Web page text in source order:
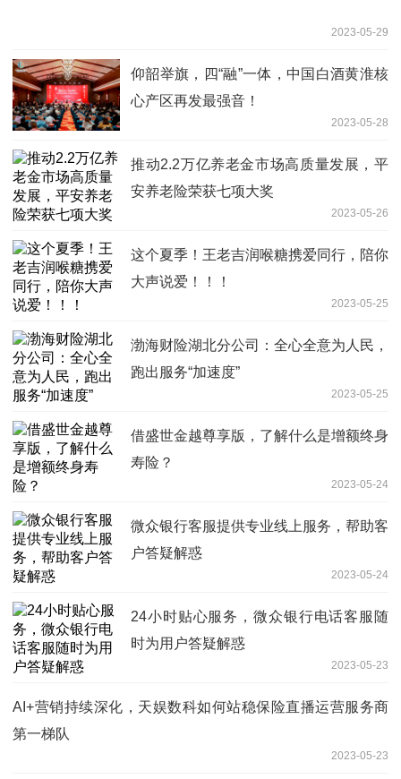
2023-05-29
仰韶举旗，四“融”一体，中国白酒黄淮核
心产区再发最强音！
2023-05-28
推动2.2万亿养老金市场高质量发展，平
安养老险荣获七项大奖
2023-05-26
这个夏季！王老吉润喉糖携爱同行，陪你
大声说爱！！！
2023-05-25
渤海财险湖北分公司：全心全意为人民，
跑出服务“加速度”
2023-05-25
借盛世金越尊享版，了解什么是增额终身
寿险？
2023-05-24
微众银行客服提供专业线上服务，帮助客
户答疑解惑
2023-05-24
24小时贴心服务，微众银行电话客服随
时为用户答疑解惑
2023-05-23
AI+营销持续深化，天娱数科如何站稳保险直播运营服务商
第一梯队
2023-05-23